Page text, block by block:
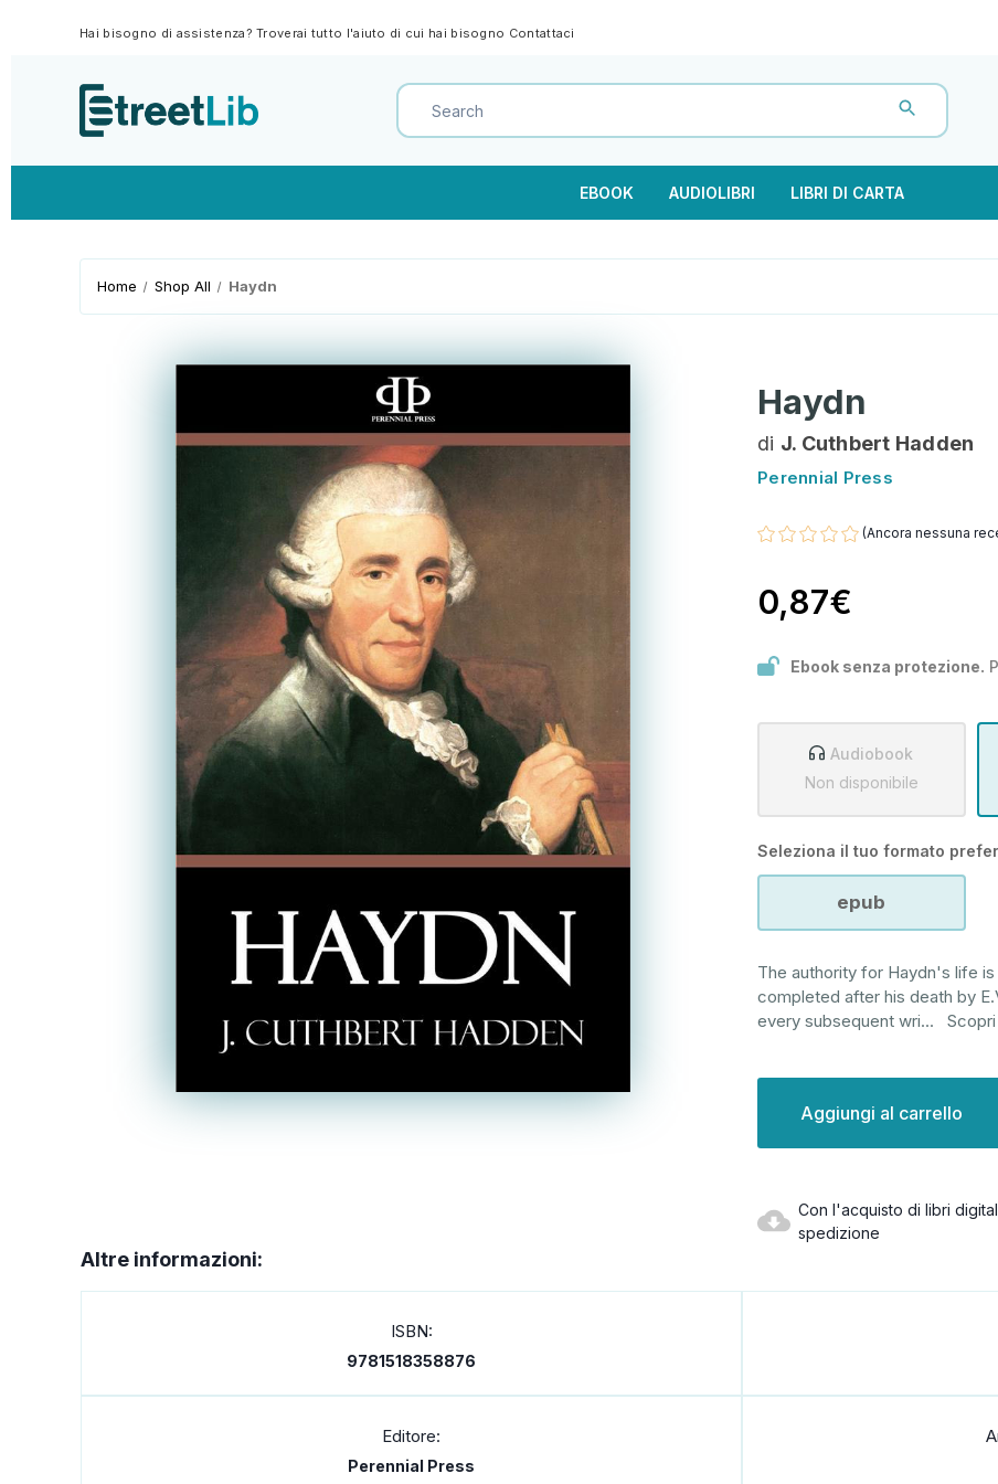
Hai bisogno di assistenza? Troverai tutto l'aiuto di cui hai bisogno Contattaci
EBOOK AUDIOLIBRI LIBRI DI CARTA
Home Shop All Haydn
Haydn
di J. Cuthbert Hadden
Perennial Press
(Ancora nessuna
0,87€
Ebook senza protezione.
Audiobook
Non disponibile
Seleziona il tuo formato
epub
The authority for Haydn's life
completed after his death by
every subsequent wri...
attuale:
Con l'acquisto di libri
spedizione
Altre informazioni:
ISBN:
9781518358876
Editore:
Perennial Press